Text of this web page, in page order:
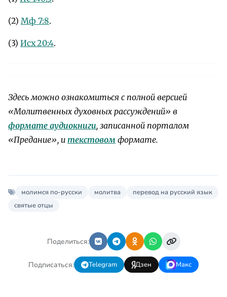
(2) Мф 7:8.
(3) Исх 20:4.
Здесь можно ознакомиться с полной версией
«Молитвенных духовных рассуждений» в
формате аудиокниги, записанной порталом
«Предание», и текстовом формате.
молимся по-русски молитва
перевод на русский язык
святые отцы
Поделиться:
Подписаться: Telegram Дзен Макс